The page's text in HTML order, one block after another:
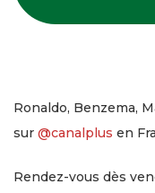
Ronaldo, Benzema,
sur @canalplus en
Rendez-vous dès